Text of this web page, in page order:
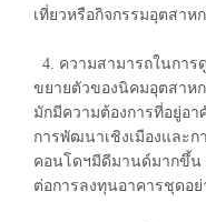
เที่ยวหรือกิจกรรมอุตสาห
4. ความสามารถในกา
ขยายตัวของนิคมอุตสาห
มักมีความต้องการที่อยู่อ
การพัฒนาเชิงเมืองและก
คอนโดฯมีดีมานด์มากขึ้น
ต่อการลงทุนอาคารชุดอย่